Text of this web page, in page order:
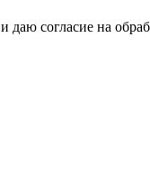
и даю согласие на